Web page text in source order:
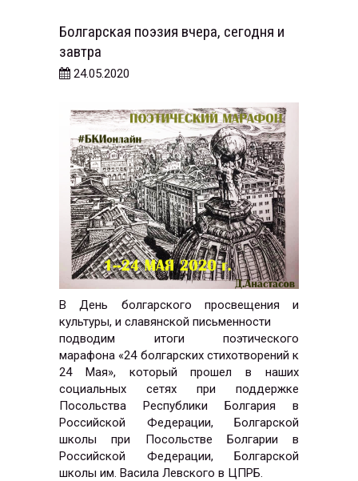
Болгарская поэзия вчера, сегодня и
завтра
24.05.2020
В День болгарского просвещения и
культуры, и славянской письменности
подводим итоги поэтического
марафона «24 болгарских стихотворений к
24 Мая», который прошел в наших
социальных сетях при поддержке
Посольства Республики Болгария в
Российской Федерации, Болгарской
школы при Посольстве Болгарии в
Российской Федерации, Болгарской
школы им. Васила Левского в ЦПРБ.